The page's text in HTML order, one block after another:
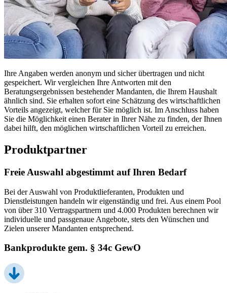
Ihre Angaben werden anonym und sicher übertragen und nicht
gespeichert. Wir vergleichen Ihre Antworten mit den
Beratungsergebnissen bestehender Mandanten, die Ihrem Haushalt
ähnlich sind. Sie erhalten sofort eine Schätzung des wirtschaftlichen
Vorteils angezeigt, welcher für Sie möglich ist. Im Anschluss haben
Sie die Möglichkeit einen Berater in Ihrer Nähe zu finden, der Ihnen
dabei hilft, den möglichen wirtschaftlichen Vorteil zu erreichen.
Produktpartner
Freie Auswahl abgestimmt auf Ihren Bedarf
Bei der Auswahl von Produktlieferanten, Produkten und
Dienstleistungen handeln wir eigenständig und frei. Aus einem Pool
von über 310 Vertragspartnern und 4.000 Produkten berechnen wir
individuelle und passgenaue Angebote, stets den Wünschen und
Zielen unserer Mandanten entsprechend.
Bankprodukte gem. § 34c GewO